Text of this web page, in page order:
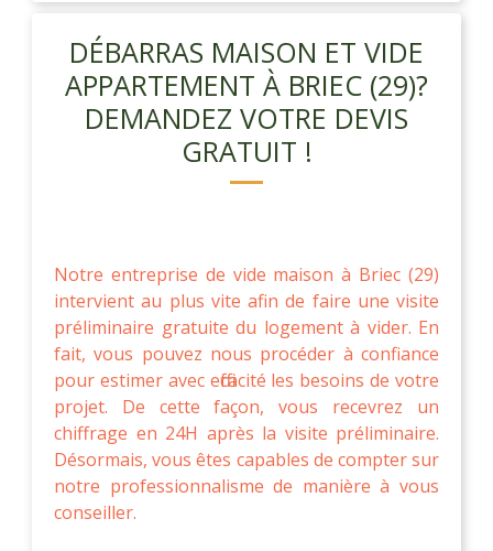
DÉBARRAS MAISON ET VIDE
APPARTEMENT À BRIEC (29)?
DEMANDEZ VOTRE DEVIS
GRATUIT !
Notre entreprise de vide maison à Briec (29)
intervient au plus vite afin de faire une visite
préliminaire gratuite du logement à vider. En
fait, vous pouvez nous procéder à confiance
pour estimer avec efficacité les besoins de votre
projet. De cette façon, vous recevrez un
chiffrage en 24H après la visite préliminaire.
Désormais, vous êtes capables de compter sur
notre professionnalisme de manière à vous
conseiller.